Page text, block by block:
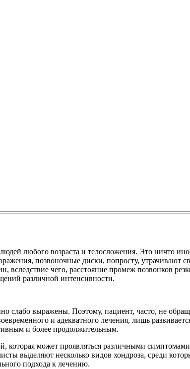
любого возраста и телосложения. Это ничто
позвоночные диски, попросту, утрачивают
чего, расстояние промеж позвонков
различной интенсивности.
слабо выражены. Поэтому, пациент, часто, не
и адекватного лечения, лишь
и более продолжительным.
которая может проявляться различными
выделяют несколько видов хондроза, среди
подхода к лечению.